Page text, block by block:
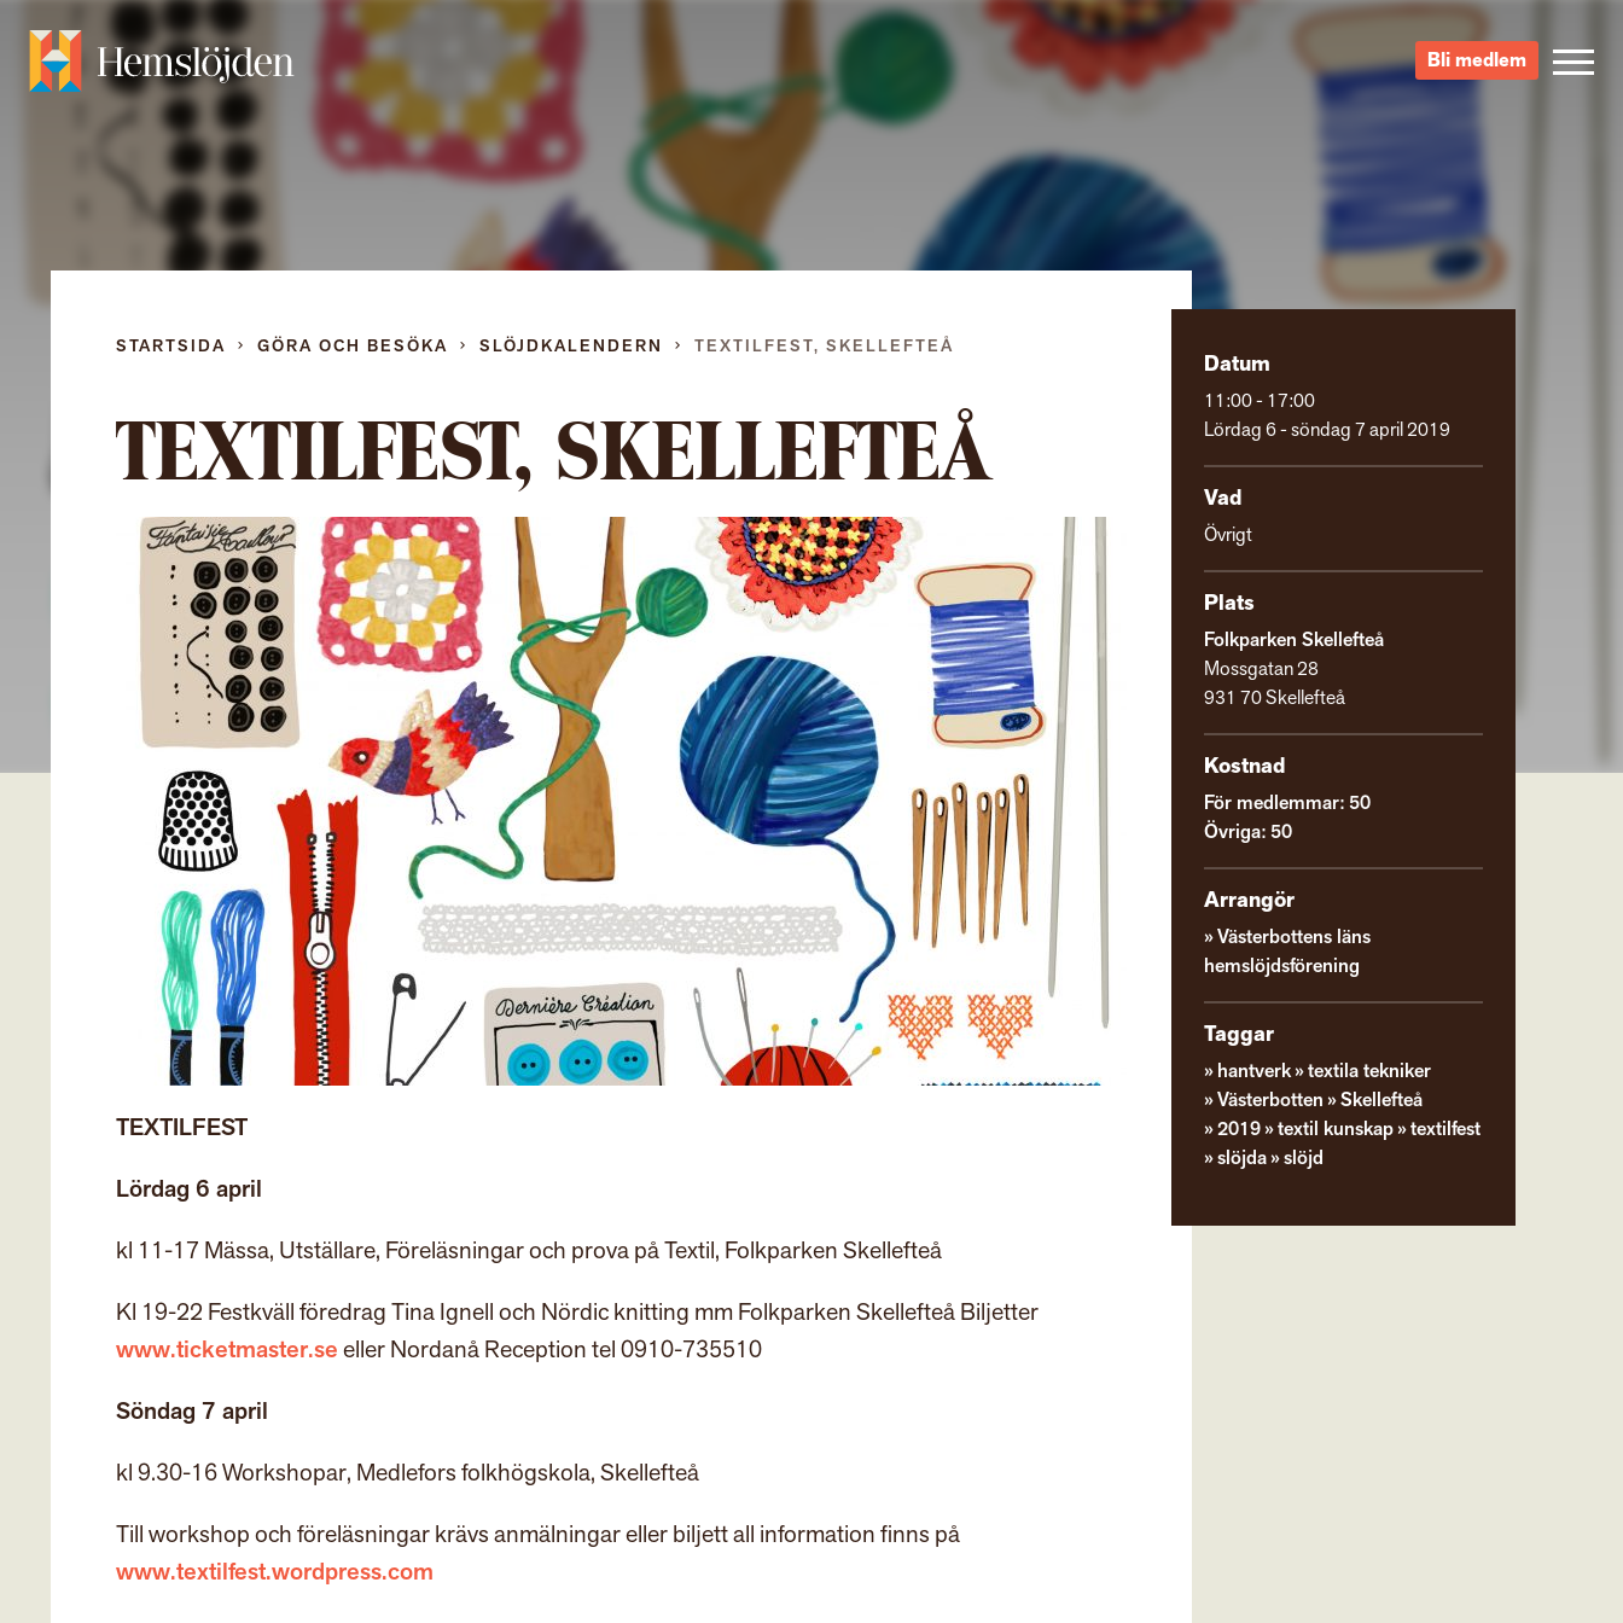
direkt
till
innehållet
Bli medlem
STARTSIDA GÖRA OCH BESÖKA SLÖJDKALENDERN TEXTILFEST, SKELLEFTEÅ
TEXTILFEST, SKELLEFTEÅ
TEXTILFEST
Lördag 6 april
kl 11-17 Mässa, Utställare, Föreläsningar och prova på Textil, Folkparken Skellefteå
Kl 19-22 Festkväll föredrag Tina Ignell och Nördic knitting mm Folkparken Skellefteå Biljetter
www.ticketmaster.seeller Nordanå Reception tel 0910-735510
Söndag 7 april
kl 9.30-16 Workshopar, Medlefors folkhögskola, Skellefteå
Till workshop och föreläsningar krävs anmälningar eller biljett all information finns på
www.textilfest.wordpress.com
Datum
11:00 - 17:00
Lördag 6 - söndag 7 april 2019
Vad
Övrigt
Plats
Folkparken Skellefteå
Mossgatan 28
931 70 Skellefteå
Kostnad
För medlemmar: 50
Övriga: 50
Arrangör
Västerbottens läns
hemslöjdsförening
Taggar
hantverk
textila tekniker
Västerbotten
Skellefteå
2019
textil kunskap
textilfest
slöjda
slöjd